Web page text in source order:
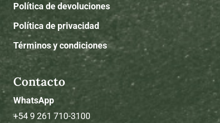
Política de devoluciones
Política de privacidad
Términos y condiciones
Contacto
WhatsApp
+54 9 261 710-3100